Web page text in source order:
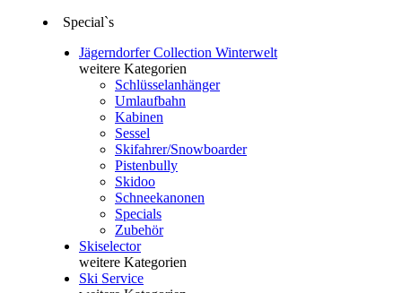
Special`s
Jägerndorfer Collection Winterwelt
weitere Kategorien
Schlüsselanhänger
Umlaufbahn
Kabinen
Sessel
Skifahrer/Snowboarder
Pistenbully
Skidoo
Schneekanonen
Specials
Zubehör
Skiselector
weitere Kategorien
Ski Service